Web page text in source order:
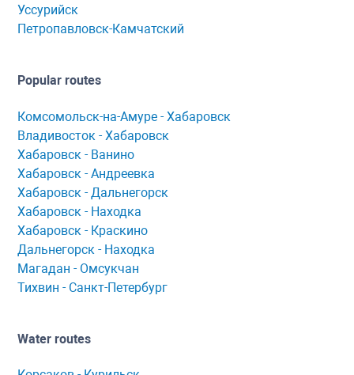
Уссурийск
Петропавловск-Камчатский
Popular routes
Комсомольск-нa-Амуре - Хaбaровск
Владивосток - Хабаровск
Хaбaровск - Ванино
Хабаровск - Андреевка
Хабаровск - Дальнегорск
Хабаровск - Находка
Хабаровск - Краскино
Дальнегорск - Находка
Мaгaдaн - Омсукчaн
Тихвин - Сaнкт-Петербург
Water routes